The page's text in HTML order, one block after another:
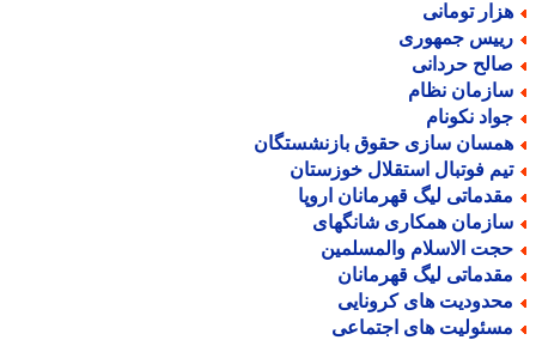
تومانی
جمهوری
حردانی
نظام
نکونام
سازی حقوق بازنشستگان
فوتبال استقلال خوزستان
لیگ قهرمانان اروپا
همکاری شانگهای
الاسلام والمسلمین
لیگ قهرمانان
های کرونایی
های اجتماعی